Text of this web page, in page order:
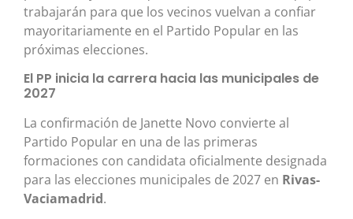
trabajarán para que los vecinos vuelvan a confiar
mayoritariamente en el Partido Popular en las
próximas elecciones.
El PP inicia la carrera hacia las municipales de
2027
La confirmación de Janette Novo convierte al
Partido Popular en una de las primeras
formaciones con candidata oficialmente designada
para las elecciones municipales de 2027 en Rivas-
Vaciamadrid.